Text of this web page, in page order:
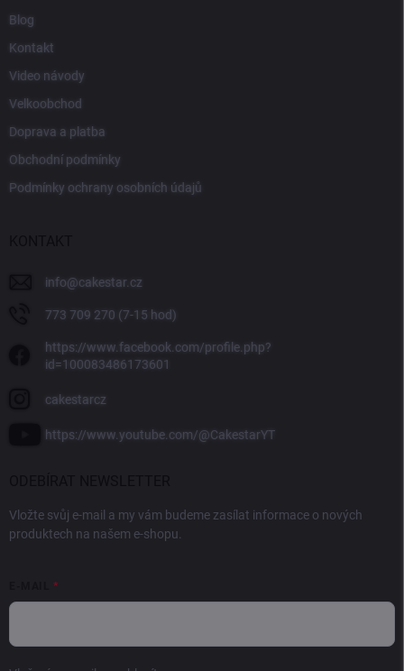
Blog
Kontakt
Video návody
Velkoobchod
Doprava a platba
Obchodní podmínky
Podmínky ochrany osobních údajů
info@cakestar.cz
773 709 270 (7-15 hod)
https://www.facebook.com/profile.php?
id=100083486173601
cakestarcz
https://www.youtube.com/@CakestarYT
Vložte svůj e-mail a my vám budeme zasílat informace o nových
produktech na našem e-shopu.